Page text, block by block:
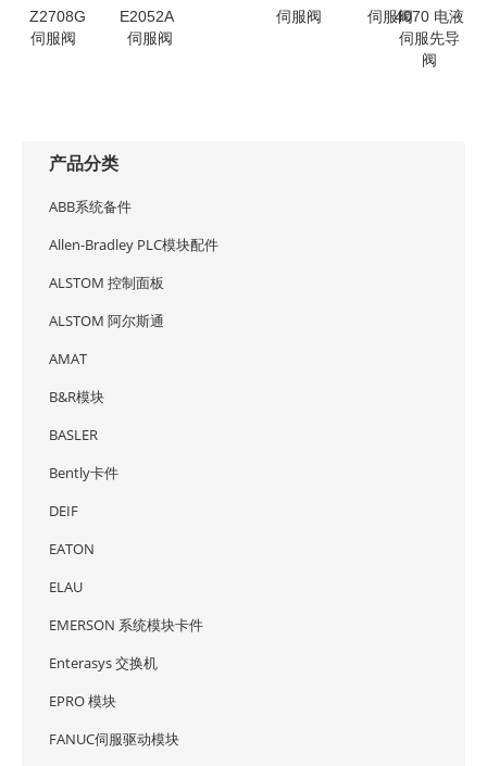
Z2708G
伺服阀
E2052A
伺服阀
伺服阀
伺服阀4070 电液
伺服先导
阀
产品分类
ABB系统备件
Allen-Bradley PLC模块配件
ALSTOM 控制面板
ALSTOM 阿尔斯通
AMAT
B&R模块
BASLER
Bently卡件
DEIF
EATON
ELAU
EMERSON 系统模块卡件
Enterasys 交换机
EPRO 模块
FANUC伺服驱动模块